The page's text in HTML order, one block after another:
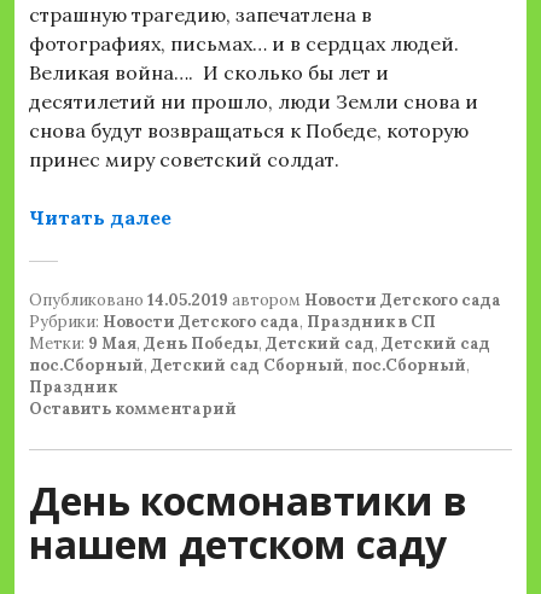
страшную трагедию, запечатлена в
фотографиях, письмах… и в сердцах людей.
Великая война…. И сколько бы лет и
десятилетий ни прошло, люди Земли снова и
снова будут возвращаться к Победе, которую
принес миру советский солдат.
Читать далее«День Победы – 9 мая в детском
Опубликовано 14.05.2019 автором Новости Детского сада
Рубрики: Новости Детского сада, Праздник в СП
Метки: 9 Мая, День Победы, Детский сад, Детский сад
пос.Сборный, Детский сад Сборный, пос.Сборный,
Праздник
Оставить комментарий
День космонавтики в
нашем детском саду